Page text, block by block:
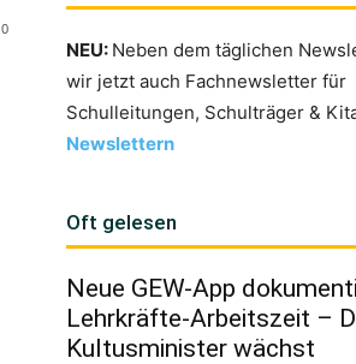
0
NEU: Neben dem täglichen
wir jetzt auch Fachnewsletter für
Schulleitungen, Schulträger &
Newslettern
Oft gelesen
Neue GEW-App
Lehrkräfte-Arbeitszeit –
Kultusminister wächst